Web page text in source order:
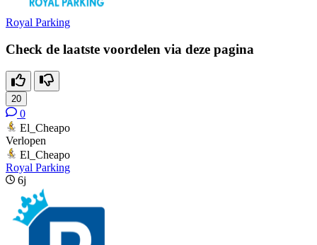
Royal Parking
Check de laatste voordelen via deze pagina
20
0
El_Cheapo
Verlopen
El_Cheapo
Royal Parking
6j